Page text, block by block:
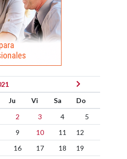
Ju Vi Sa
Do
2 3 4
5
9 10 11
12
16 17 18
19